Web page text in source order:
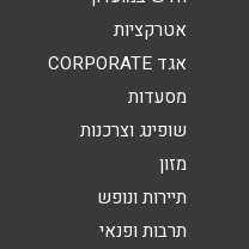
נושא*
אנא חזרו אלי בקשר ל...
הודעה*
אטרקציות
אגד CORPORATE
מסעדות
שופינג וצרכנות
מזון
תיירות ונופש
תרבות ופנאי